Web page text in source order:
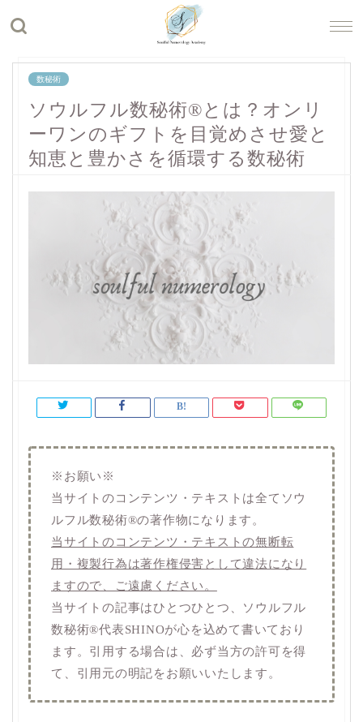
数秘術
ソウルフル数秘術®︎とは？オンリ
ーワンのギフトを目覚めさせ愛と
知恵と豊かさを循環する数秘術
※お願い※
当サイトのコンテンツ・テキストは全てソウ
ルフル数秘術®️の著作物になります。
当サイトのコンテンツ・テキストの無断転
用・複製行為は著作権侵害として違法になり
ますので、ご遠慮ください。
当サイトの記事はひとつひとつ、ソウルフル
数秘術®️代表SHINOが心を込めて書いており
ます。引用する場合は、必ず当方の許可を得
て、引用元の明記をお願いいたします。